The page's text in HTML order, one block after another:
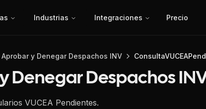
Industrias Integraciones Precio
Aprobar y Denegar Despachos INV
Denegar Despachos
VUCEA Pendientes.